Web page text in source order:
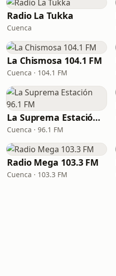
Radio La Tukka
Cuenca
La Chismosa 104.1 FM
Cuenca · 104.1 FM
La Suprema Estación 96.1 FM
Cuenca · 96.1 FM
Radio Mega 103.3 FM
Cuenca · 103.3 FM